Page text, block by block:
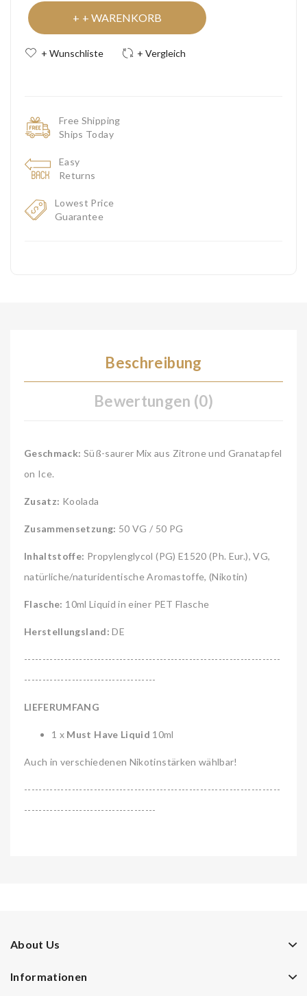
+ WARENKORB
+ Wunschliste + Vergleich
Free Shipping
Ships Today
Easy
Returns
Lowest Price
Guarantee
Beschreibung
Bewertungen (0)
Geschmack: Süß-saurer Mix aus Zitrone und Granatapfel
on Ice.
Zusatz: Koolada
Zusammensetzung: 50 VG / 50 PG
Inhaltstoffe: Propylenglycol (PG) E1520 (Ph. Eur.), VG,
natürliche/naturidentische Aromastoffe, (Nikotin)
Flasche: 10ml Liquid in einer PET Flasche
Herstellungsland: DE
----------------------------------------------------------------------
------------------------------------
LIEFERUMFANG
1 x Must Have Liquid 10ml
Auch in verschiedenen Nikotinstärken wählbar!
----------------------------------------------------------------------
------------------------------------
About Us
Informationen